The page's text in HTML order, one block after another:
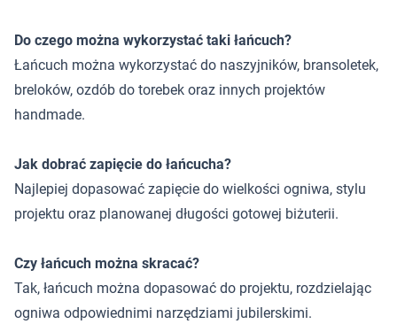
Do czego można wykorzystać taki łańcuch?
Łańcuch można wykorzystać do naszyjników, bransoletek,
breloków, ozdób do torebek oraz innych projektów
handmade.
Jak dobrać zapięcie do łańcucha?
Najlepiej dopasować zapięcie do wielkości ogniwa, stylu
projektu oraz planowanej długości gotowej biżuterii.
Czy łańcuch można skracać?
Tak, łańcuch można dopasować do projektu, rozdzielając
ogniwa odpowiednimi narzędziami jubilerskimi.